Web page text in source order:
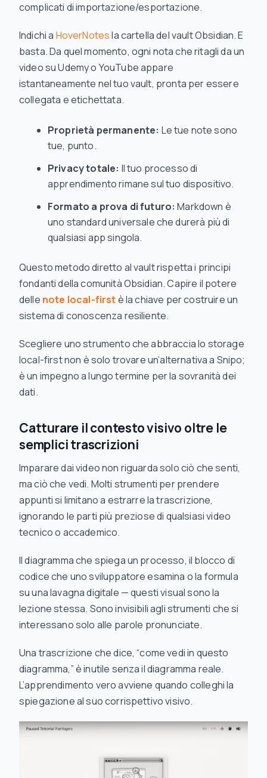
complicati di importazione/esportazione.
Indichi a HoverNotesla cartella del vault Obsidian. E
basta. Da quel momento, ogni nota che ritagli da un
video su Udemy o YouTube appare
istantaneamente nel tuo vault, pronta per essere
collegata e etichettata.
Proprietà permanente: Le tue note sono
tue, punto.
Privacy totale: Il tuo processo di
apprendimento rimane sul tuo dispositivo.
Formato a prova di futuro: Markdown è
uno standard universale che durerà più di
qualsiasi app singola.
Questo metodo diretto al vault rispetta i principi
fondanti della comunità Obsidian. Capire il potere
delle note local-firstè la chiave per costruire un
sistema di conoscenza resiliente.
Scegliere uno strumento che abbraccia lo storage
local-first non è solo trovare un’alternativa a Snipo;
è un impegno a lungo termine per la sovranità dei
dati.
Catturare il contesto visivo oltre le
semplici trascrizioni
Imparare dai video non riguarda solo ciò che senti,
ma ciò che vedi. Molti strumenti per prendere
appunti si limitano a estrarre la trascrizione,
ignorando le parti più preziose di qualsiasi video
tecnico o accademico.
Il diagramma che spiega un processo, il blocco di
codice che uno sviluppatore esamina o la formula
su una lavagna digitale — questi visual sono la
lezione stessa. Sono invisibili agli strumenti che si
interessano solo alle parole pronunciate.
Una trascrizione che dice, “come vedi in questo
diagramma,” è inutile senza il diagramma reale.
L’apprendimento vero avviene quando colleghi la
spiegazione al suo corrispettivo visivo.